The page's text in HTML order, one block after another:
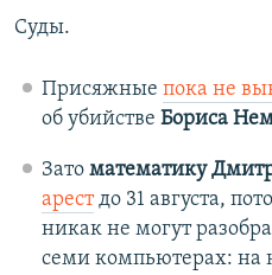
Суды.
Присяжные пока не
об убийстве Бориса
Зато математику
арестдо 31 августа,
никак не могут
семи компьютерах: на